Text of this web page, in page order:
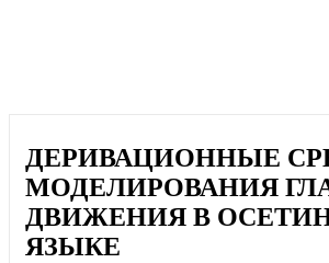
ДЕРИВАЦИОННЫЕ
МОДЕЛИРОВАНИЯ
ДВИЖЕНИЯ В
ЯЗЫКЕ